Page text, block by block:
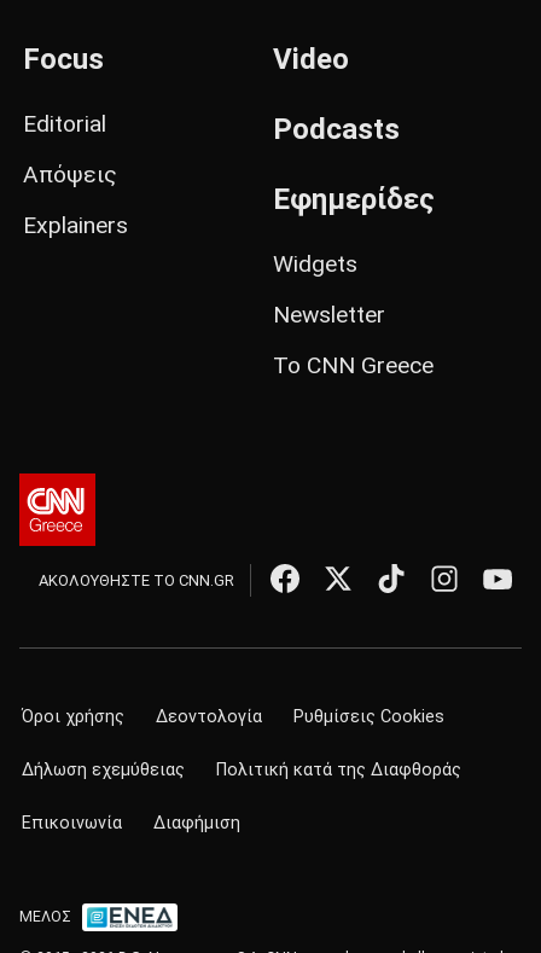
Focus
Editorial
Απόψεις
Explainers
Video
Podcasts
Εφημερίδες
Widgets
Newsletter
Το CNN Greece
ΑΚΟΛΟΥΘΗΣΤΕ ΤΟ CNN.GR
Όροι χρήσης Δεοντολογία Ρυθμίσεις Cookies
Δήλωση εχεμύθειας Πολιτική κατά της Διαφθοράς
Επικοινωνία Διαφήμιση
ΜΕΛΟΣ